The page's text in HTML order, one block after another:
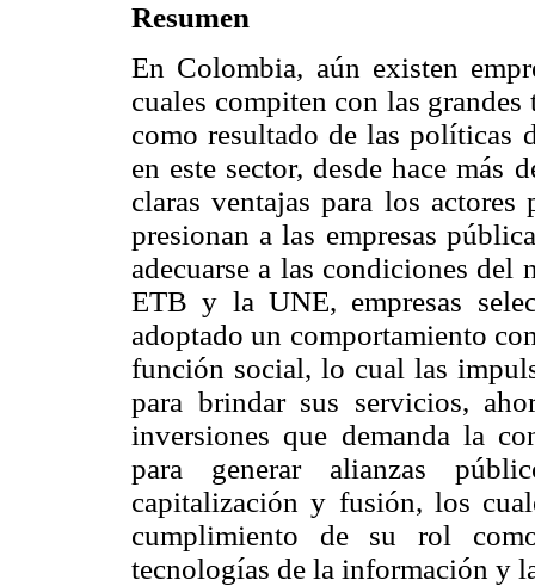
Resumen
En Colombia, aún existen
cuales compiten con las
como resultado de las políticas
en este sector, desde hace más
claras ventajas para los
presionan a las empresas
adecuarse a las condiciones
ETB y la UNE, empresas
adoptado un comportamiento
función social, lo cual las
para brindar sus servicios,
inversiones que demanda la
para generar alianzas
capitalización y fusión, los
cumplimiento de su rol
tecnologías de la información y